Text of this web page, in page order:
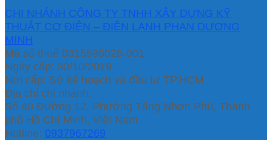
CHI NHÁNH CÔNG TY TNHH XÂY DỰNG KỸ
THUẬT CƠ ĐIỆN – ĐIỆN LẠNH PHAN DƯƠNG
MINH
Mã số thuế 0315596026-001
Ngày cấp: 30/10/2019
Nơi cấp: Sở kế hoạch và đầu tư TP.HCM
Địa chỉ chi nhánh:
Số 40 Đường 12, Phường Tăng Nhơn Phú, Thành
phố Hồ Chí Minh, Việt Nam
Hotline: 0937967269